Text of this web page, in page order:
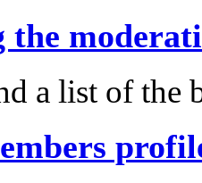
the
a list of the